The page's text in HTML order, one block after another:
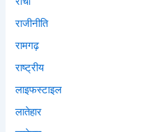
राजीनीति
रामगढ़
राष्ट्रीय
लाइफस्टाइल
लातेहार